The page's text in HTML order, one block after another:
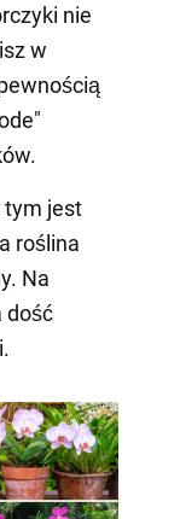
nie
w
tym jest
roślina
Na
dość